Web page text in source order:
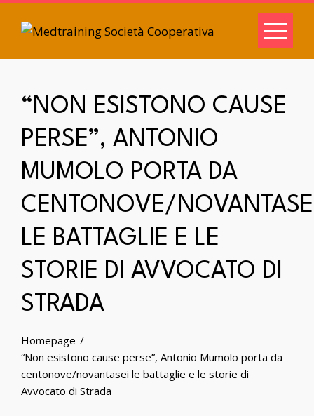
“NON ESISTONO CAUSE
PERSE”, ANTONIO
MUMOLO PORTA DA
CENTONOVE/
LE BATTAGLIE E LE
STORIE DI AVVOCATO DI
STRADA
Homepage
“Non esistono cause perse”, Antonio Mumolo porta da
centonove/novantasei le battaglie e le storie di
Avvocato di Strada